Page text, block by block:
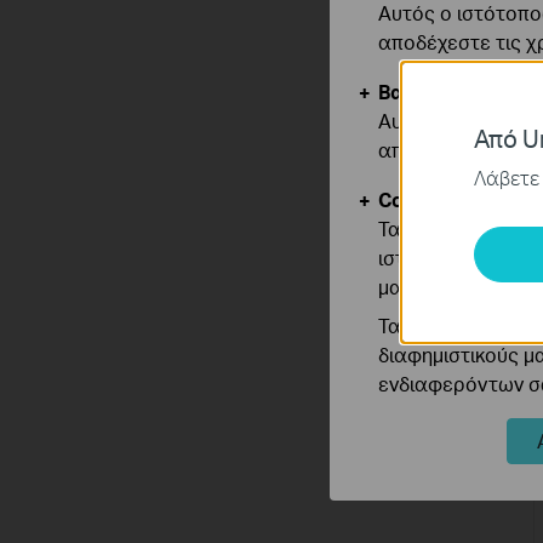
Από
Λάβετε
Αυτός ο
αποδέχεστε τις
Βασικά Cookies
Αυτά τα cookie
Cookies
Τα cookie
ιστότοπό μας
μας.
Τα διαφημιστικά
διαφημιστικούς
ενδιαφερόντων